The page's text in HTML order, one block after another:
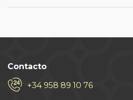
Contacto
+34 958 89 10 76